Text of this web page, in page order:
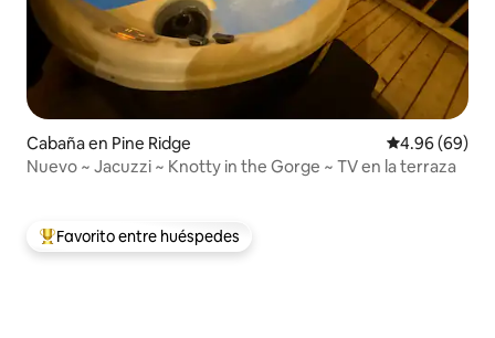
Cabaña en Pine Ridge Calificación
4.96 (69)
Nuevo ~ Jacuzzi ~ Knotty in the Gorge ~ TV en la terraza
Favorito entre huéspedes preferido
Favorito entre huéspedes